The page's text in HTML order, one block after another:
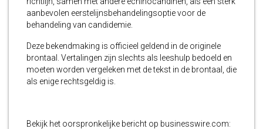
aanbevolen eerstelijnsbehandelingsoptie voor de
behandeling van candidemie.
Deze bekendmaking is officieel geldend in de originele
brontaal. Vertalingen zijn slechts als leeshulp bedoeld en
moeten worden vergeleken met de tekst in de brontaal, die
als enige rechtsgeldig is.
Bekijk het oorspronkelijke bericht op businesswire.com: